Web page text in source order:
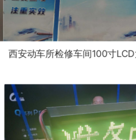
西安动车所检修车间100寸LCD